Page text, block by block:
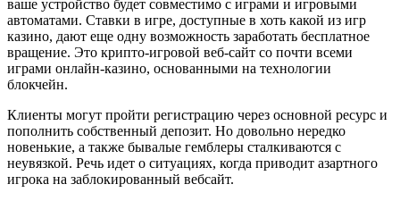
ваше устройство будет совместимо с играми и игровыми
автоматами. Ставки в игре, доступные в хоть какой из игр
казино, дают еще одну возможность заработать бесплатное
вращение. Это крипто-игровой веб-сайт со почти всеми
играми онлайн-казино, основанными на технологии
блокчейн.
Клиенты могут пройти регистрацию через основной ресурс и
пополнить собственный депозит. Но довольно нередко
новенькие, а также бывалые гемблеры сталкиваются с
неувязкой. Речь идет о ситуациях, когда приводит азартного
игрока на заблокированный вебсайт.